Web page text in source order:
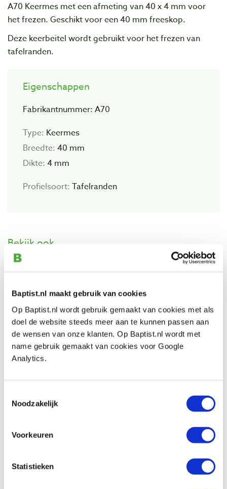
Baptist.nl maakt gebruik van cookies
Op Baptist.nl wordt gebruik gemaakt van cookies met als
doel de website steeds meer aan te kunnen passen aan
de wensen van onze klanten. Op Baptist.nl wordt met
name gebruik gemaakt van cookies voor Google
Analytics.
Noodzakelijk
Voorkeuren
Statistieken
A70 Keermes met een afmeting van 40 x 4 mm voor
het frezen. Geschikt voor een 40 mm freeskop.
Deze keerbeitel wordt gebruikt voor het frezen van
tafelranden.
Eigenschappen
Fabrikantnummer: A70
Type: Keermes
Breedte: 40 mm
Dikte: 4 mm
Profielsoort: Tafelranden
Bekijk ook
Artikelnummer: 1100442
€ 27,05 incl. btw
€ 22,36 excl. btw
Op voorraad
Vergelijken
Veiligheidsfreeskop 120 mm voor 40 x 4